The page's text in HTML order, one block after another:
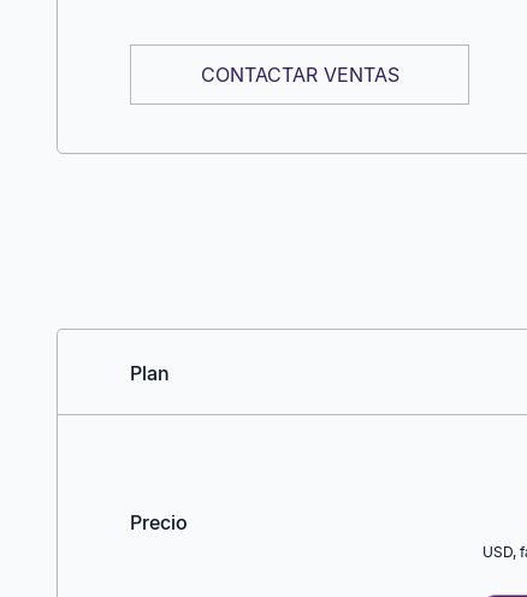
CONTACTAR VENTAS
Plan
Precio
USD,